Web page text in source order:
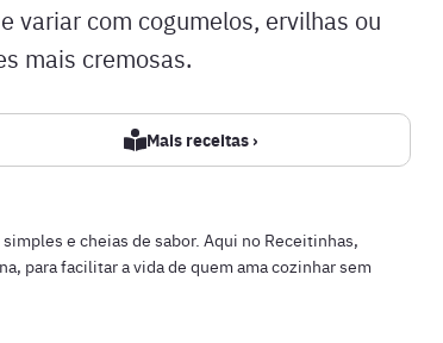
variar com cogumelos, ervilhas ou
mais cremosas.
Mais receitas ›
e cheias de sabor. Aqui no Receitinhas,
para facilitar a vida de quem ama cozinhar sem